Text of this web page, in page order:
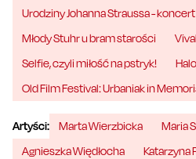
Urodziny Johanna Straussa - koncert
Młody Stuhr u bram starości
Selfie, czyli miłość na pstryk!
Old Film Festival: Urbaniak in
Artyści: Marta Wierzbicka
Maria
Agnieszka Więdłocha
Katarzyna